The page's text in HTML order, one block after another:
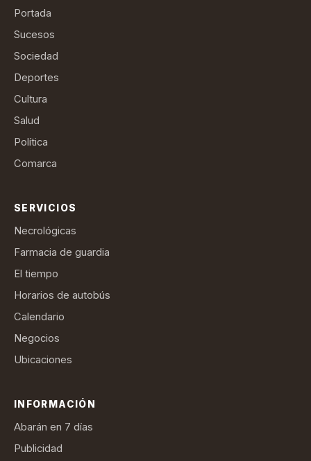
Portada
Sucesos
Sociedad
Deportes
Cultura
Salud
Política
Comarca
SERVICIOS
Necrológicas
Farmacia de guardia
El tiempo
Horarios de autobús
Calendario
Negocios
Ubicaciones
INFORMACIÓN
Abarán en 7 días
Publicidad